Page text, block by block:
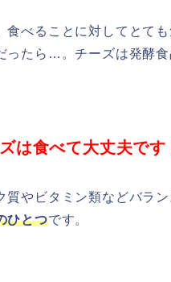
食べることに対してとて
ったら…。チーズは発酵
は食べて大丈夫です
質やビタミン類などバラ
ひとつです。